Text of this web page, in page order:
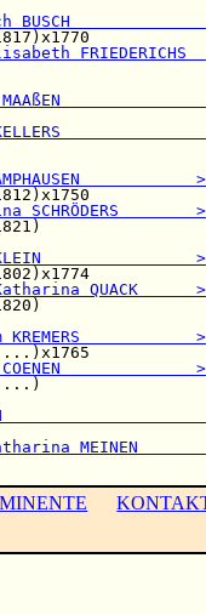
BUSCH
1817)x1770
FRIEDERICHS
MAAßEN
| x1775
KELLERS
>
1812)x1750
SCHRÖDERS        >
(1729-1821)
KLEIN                >
1802)x1774
QUACK      >
(1751-1820)
KREMERS            >
(1735-....)x1765
>
(1737-....)
| x1777
MEINEN